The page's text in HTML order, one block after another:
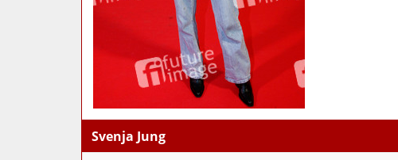
Svenja Jung